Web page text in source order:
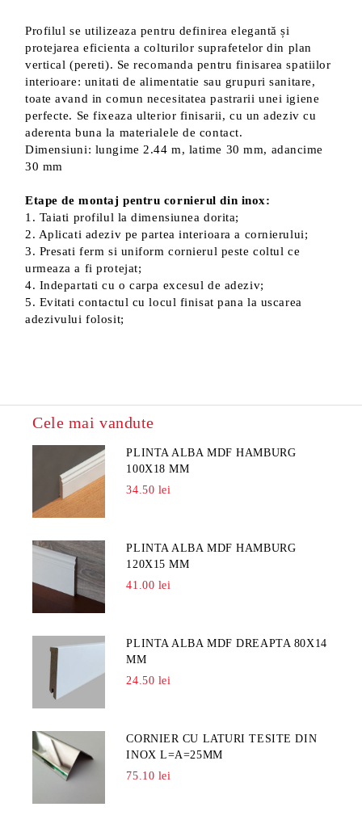
Profilul se utilizeaza pentru definirea elegantă și
protejarea eficienta a colturilor suprafetelor din plan
vertical (pereti). Se recomanda pentru finisarea spatiilor
interioare: unitati de alimentatie sau grupuri sanitare,
toate avand in comun necesitatea pastrarii unei igiene
perfecte. Se fixeaza ulterior finisarii, cu un adeziv cu
aderenta buna la materialele de contact.
Dimensiuni: lungime 2.44 m, latime 30 mm, adancime
30 mm
Etape de montaj pentru cornierul din inox:
1. Taiati profilul la dimensiunea dorita;
2. Aplicati adeziv pe partea interioara a cornierului;
3. Presati ferm si uniform cornierul peste coltul ce
urmeaza a fi protejat;
4. Indepartati cu o carpa excesul de adeziv;
5. Evitati contactul cu locul finisat pana la uscarea
adezivului folosit;
Cele mai vandute
PLINTA ALBA MDF HAMBURG
100X18 MM
34.50 lei
PLINTA ALBA MDF HAMBURG
120X15 MM
41.00 lei
PLINTA ALBA MDF DREAPTA 80X14
MM
24.50 lei
CORNIER CU LATURI TESITE DIN
INOX L=A=25MM
75.10 lei